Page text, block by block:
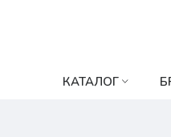
КАТАЛОГ